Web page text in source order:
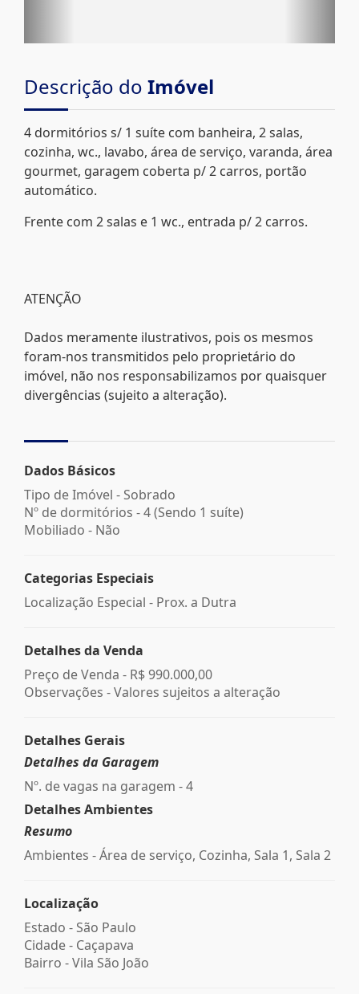
Descrição do Imóvel
4 dormitórios s/ 1 suíte com banheira, 2 salas,
cozinha, wc., lavabo, área de serviço, varanda, área
gourmet, garagem coberta p/ 2 carros, portão
automático.
Frente com 2 salas e 1 wc., entrada p/ 2 carros.
ATENÇÃO
Dados meramente ilustrativos, pois os mesmos
foram-nos transmitidos pelo proprietário do
imóvel, não nos responsabilizamos por quaisquer
divergências (sujeito a alteração).
Dados Básicos
Tipo de Imóvel - Sobrado
Nº de dormitórios - 4 (Sendo 1 suíte)
Mobiliado - Não
Categorias Especiais
Localização Especial - Prox. a Dutra
Detalhes da Venda
Preço de Venda - R$ 990.000,00
Observações - Valores sujeitos a alteração
Detalhes Gerais
Detalhes da Garagem
Nº. de vagas na garagem - 4
Detalhes Ambientes
Resumo
Ambientes - Área de serviço, Cozinha, Sala 1, Sala 2
Localização
Estado - São Paulo
Cidade - Caçapava
Bairro -Vila São João